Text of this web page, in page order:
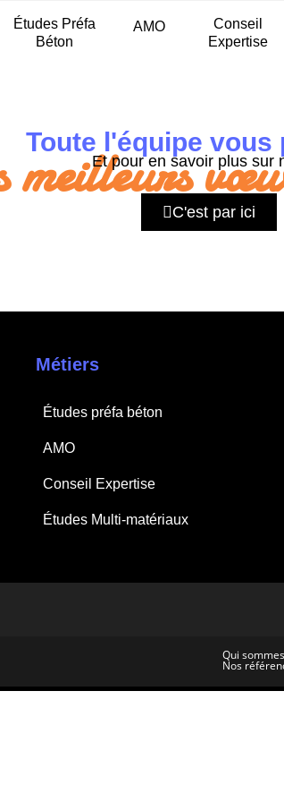
Études Préfa
Béton
AMO
Conseil
Expertise
Toute l'équipe vous
meilleurs
Et pour en savoir plus sur
C'est par ici
Métiers
Études préfa béton
AMO
Conseil Expertise
Études Multi-matériaux
Qui
Nos